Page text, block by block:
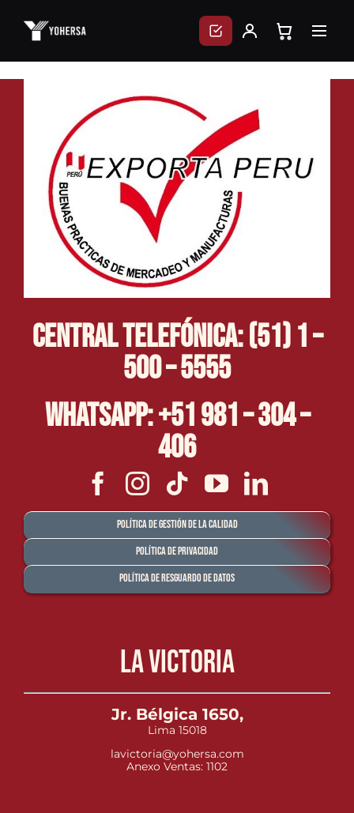
content
Central Telefónica: (51) 1 –
500 – 5555
Whatsapp: +51 981 – 304 –
406
Política de Gestión de la Calidad
Política de Privacidad
Política de Resguardo de Datos
La Victoria
Jr. Bélgica 1650,
Lima 15018
lavictoria@yohersa.com
Anexo Ventas: 1102